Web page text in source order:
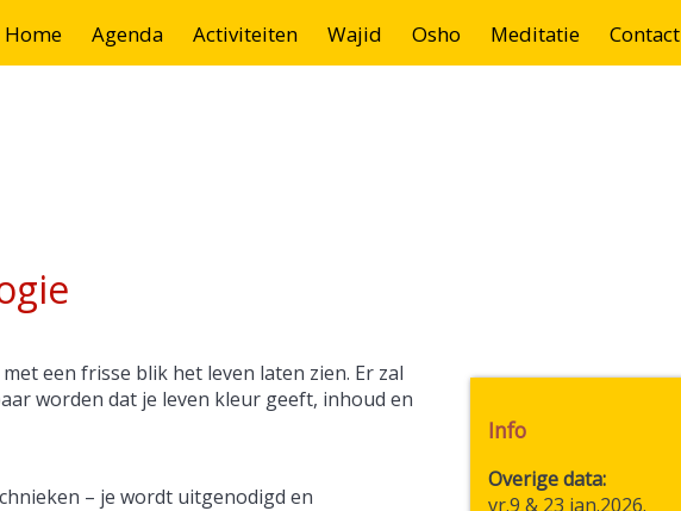
Hoofdnavigatie
Home Agenda Activiteiten Wajid Osho Meditatie Contact
Info
Overige data:
vr.9 & 23 jan.2026.
een frisse blik het leven laten zien. Er zal
worden dat je leven kleur geeft, inhoud en
– je wordt uitgenodigd en